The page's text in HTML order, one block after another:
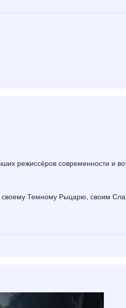
режиссёров современности и
Темному Рыцарю, своим